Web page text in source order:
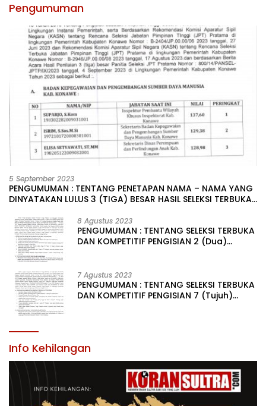
Pengumuman
5 September 2023
PENGUMUMAN : TENTANG PENETAPAN NAMA – NAMA YANG
DINYATAKAN LULUS 3 (TIGA) BESAR HASIL SELEKSI TERBUKA
LINGKUNGAN PEMERINTAH DAERAH KABUPATEN KONAWE
8 Agustus 2023
PENGUMUMAN : TENTANG SELEKSI TERBUKA
DAN KOMPETITIF PENGISIAN 2 (Dua)
KABUPATEN KONAWE
7 Agustus 2023
PENGUMUMAN : TENTANG SELEKSI TERBUKA
DAN KOMPETITIF PENGISIAN 7 (Tujuh)
Info Kehilangan